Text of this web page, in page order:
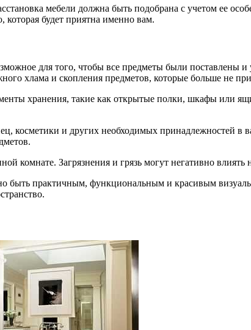
мебели должна быть подобрана с учетом ее
будет приятна именно вам.
для того, чтобы все предметы были поставлены
хлама и скопления предметов, которые больше не
хранения, такие как открытые полки, шкафы или
косметики и других необходимых принадлежностей
комнате. Загрязнения и грязь могут негативно
быть практичным, функциональным и красивым